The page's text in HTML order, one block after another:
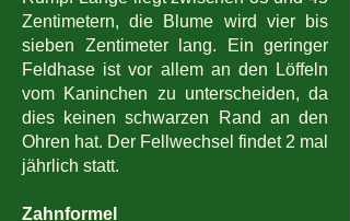
Zentimetern, die Blume wird vier bis
sieben Zentimeter lang. Ein geringer
Feldhase ist vor allem an den Löffeln
vom Kaninchen zu unterscheiden, da
dies keinen schwarzen Rand an den
Ohren hat. Der Fellwechsel findet 2 mal
jährlich statt.
Zahnformel